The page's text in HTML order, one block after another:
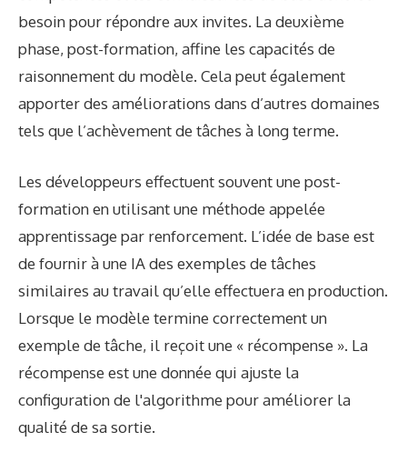
besoin pour répondre aux invites. La deuxième
phase, post-formation, affine les capacités de
raisonnement du modèle. Cela peut également
apporter des améliorations dans d’autres domaines
tels que l’achèvement de tâches à long terme.
Les développeurs effectuent souvent une post-
formation en utilisant une méthode appelée
apprentissage par renforcement. L’idée de base est
de fournir à une IA des exemples de tâches
similaires au travail qu’elle effectuera en production.
Lorsque le modèle termine correctement un
exemple de tâche, il reçoit une « récompense ». La
récompense est une donnée qui ajuste la
configuration de l'algorithme pour améliorer la
qualité de sa sortie.